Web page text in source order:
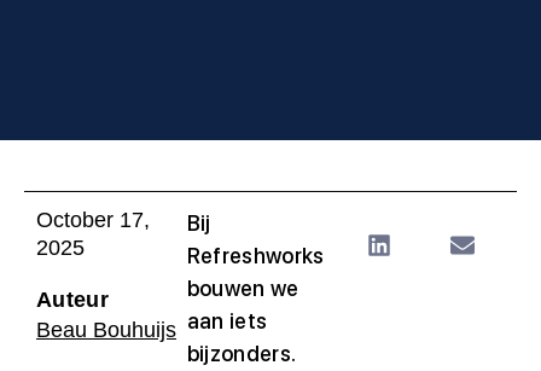
October 17,
2025
Auteur
Beau Bouhuijs
Bij
Refreshworks
bouwen we
aan iets
bijzonders.